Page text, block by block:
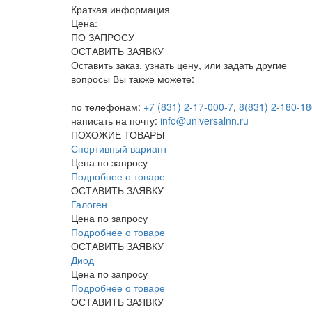
Краткая информация
Цена:
ПО ЗАПРОСУ
ОСТАВИТЬ ЗАЯВКУ
Оставить заказ, узнать цену, или задать другие
вопросы Вы также можете:
по телефонам: +7 (831) 2-17-000-7, 8(831) 2-180-
написать на почту: info@universalnn.ru
ПОХОЖИЕ ТОВАРЫ
Спортивный вариант
Цена по запросу
Подробнее о товаре
ОСТАВИТЬ ЗАЯВКУ
Галоген
Цена по запросу
Подробнее о товаре
ОСТАВИТЬ ЗАЯВКУ
Диод
Цена по запросу
Подробнее о товаре
ОСТАВИТЬ ЗАЯВКУ